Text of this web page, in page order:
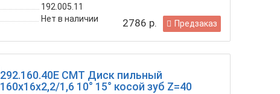
4,76x19,05x51
Z=2 хвостовик
S=6,35 правое
192.005.11
Нет в наличии 2786 р. Предзаказ
292.160.40E CMT Диск пильный
160x16x2,2/1,6 10° 15° косой зуб Z=40